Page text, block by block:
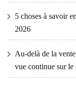
5 choses à savoir
2026
Au-delà de la
vue continue sur le